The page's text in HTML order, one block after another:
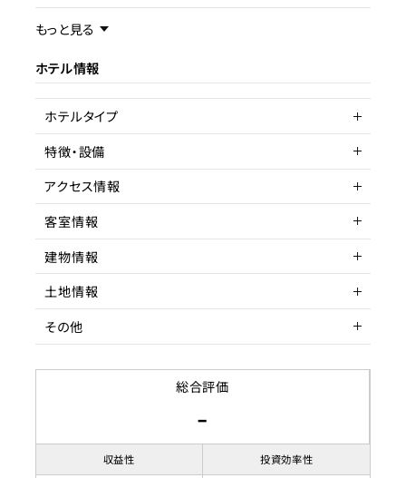
現状
事業内容／事業特徴
ターゲット層
客単価／客室単価
稼働率
もっと見る
ホテル情報
ホテルタイプ
サービスアパートメントホテル
特徴・設備
駅近
アクセス情報
所在地
東京都墨田区千歳
アクセス
大江戸線・新宿線 森下
駅までの距離
客室情報
収容人数
建物情報
建物構造
鉄骨造
階数
5F
築年数
1985年5月
土地情報
土地権利
所有権
土地面積
69.28
用途地域
準工業地域
その他
賃貸借契約形態
賃料
総合評価
-
収益性 投資効率性